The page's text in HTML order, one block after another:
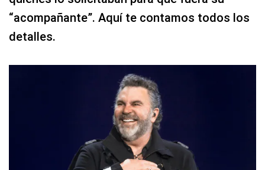
“acompañante”. Aquí te contamos todos los
detalles.